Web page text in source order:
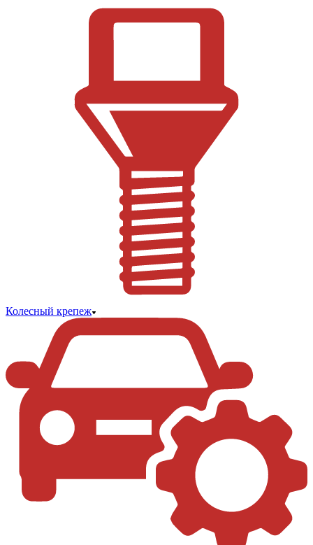
Колесный крепеж